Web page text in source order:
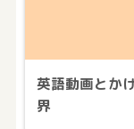
英語動画とか
界